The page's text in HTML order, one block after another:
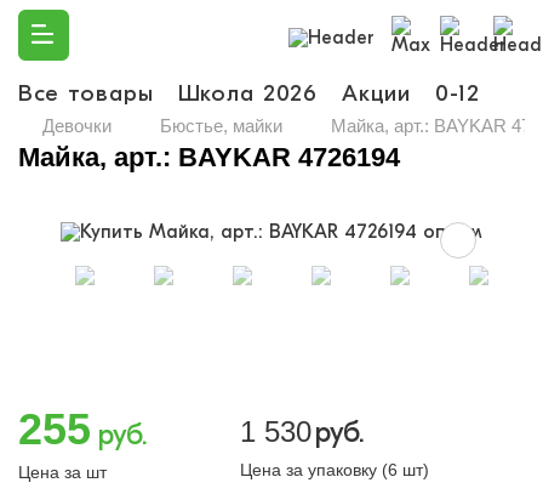
Все товары Школа 2026 Акции 0-12
Девочки Бюстье, майки Майка, арт.: BAYKAR
Майка, арт.: BAYKAR 4726194
255 руб.
Цена за шт
1 530руб.
Цена за упаковку (6 шт)